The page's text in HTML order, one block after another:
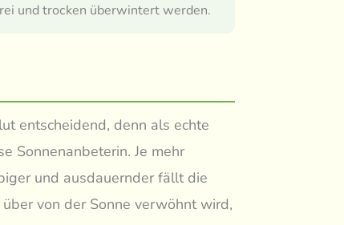
und trocken überwintert werden.
entscheidend, denn als echte
Sonnenanbeterin. Je mehr
und ausdauernder fällt die
von der Sonne verwöhnt wird,